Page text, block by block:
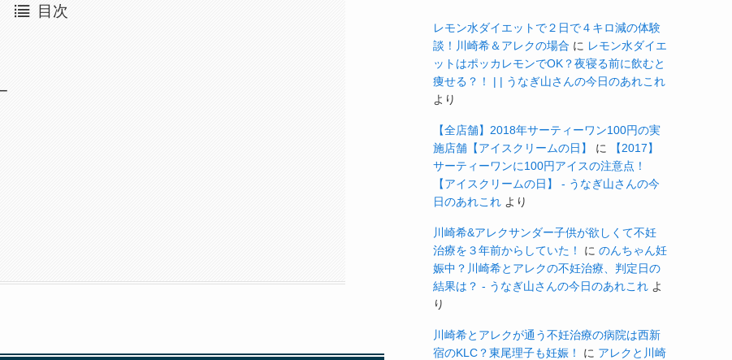
目次
レモン水ダイエットで２日で４キロ減の体験
談！川崎希＆アレクの場合 に レモン水ダイエ
ットはポッカレモンでOK？夜寝る前に飲むと
痩せる？！ | | うなぎ山さんの今日のあれこれ
より
【全店舗】2018年サーティーワン100円の実
施店舗【アイスクリームの日】
に
【2017】
サーティーワンに100円アイスの注意点！
【アイスクリームの日】 - うなぎ山さんの今
日のあれこれ より
川崎希&アレクサンダー子供が欲しくて不妊
治療を３年前からしていた！
に のんちゃん妊
娠中？川崎希とアレクの不妊治療、判定日の
結果は？ - うなぎ山さんの今日のあれこれ よ
り
川崎希とアレクが通う不妊治療の病院は西新
宿のKLC？東尾理子も妊娠！
に アレクと川崎